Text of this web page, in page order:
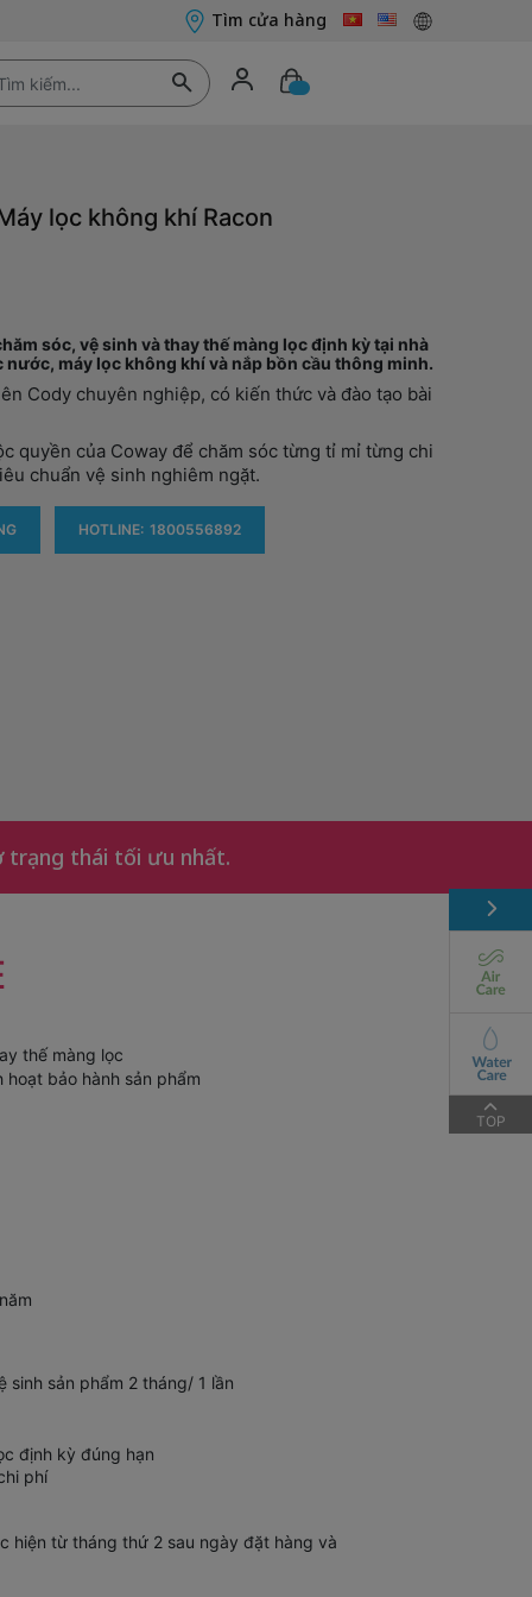
Tìm cửa hàng
lọc không khí Racon
sóc, vệ sinh và thay thế màng lọc định kỳ tại nhà
máy lọc không khí và nắp bồn cầu thông minh.
Cody chuyên nghiệp, có kiến thức và đào tạo bài
quyền của Coway để chăm sóc từng tỉ mỉ từng chi
chuẩn vệ sinh nghiêm ngặt.
HOTLINE: 1800556892
trạng thái tối ưu nhất.
thế màng lọc
bảo hành sản phẩm
sinh sản phẩm 2 tháng/ 1 lần
định kỳ đúng hạn
phí
hiện từ tháng thứ 2 sau ngày đặt hàng và
TOP